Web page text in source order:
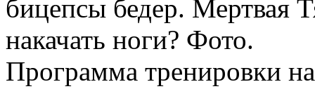
бицепсы бедер. Мертвая
накачать ноги? Фото.
Программа тренировки